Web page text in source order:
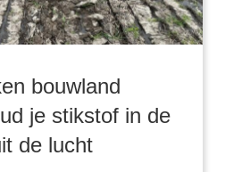
bouwland
je stikstof in de
de lucht